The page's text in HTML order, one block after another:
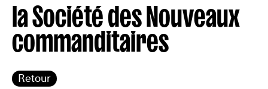
la Société des Nouveaux
commanditaires
Retour